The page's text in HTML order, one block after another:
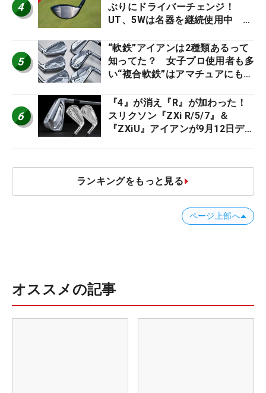
4
ぶりにドライバーチェンジ！
UT、5Wは名器を継続使用中 #
5
“軟鉄”アイアンは2種類あるって
知ってた？ 女子プロ使用者も多
い“複合軟鉄”はアマチュアにもオ
6
『4』が消え『R』が加わった！
スリクソン『ZXi R/5/7』＆
『ZXiU』アイアンが9月12日デ
ランキングをもっと見る
ページ上部へ
オススメの記事